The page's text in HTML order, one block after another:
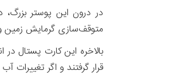
متوقف‌سازی گرمایش زمین و
بالاخره این کارت پستال
قرار گرفتند و اگر تغییرات